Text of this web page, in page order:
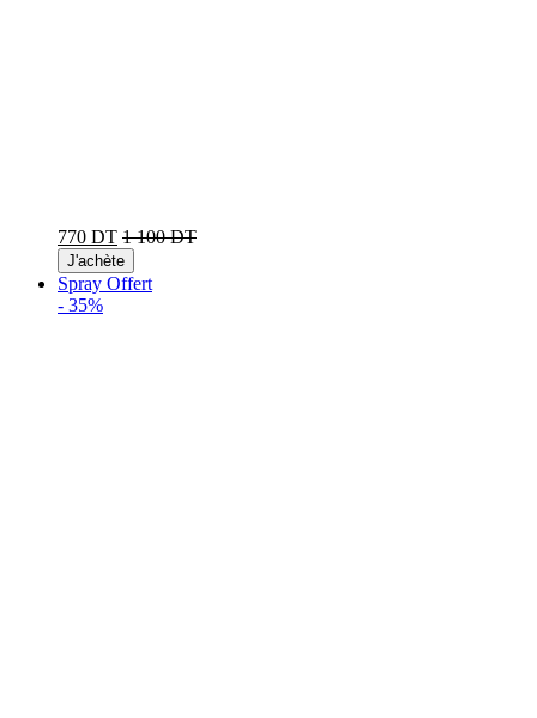
770 DT 1 100 DT
J'achète
Spray Offert
- 35%